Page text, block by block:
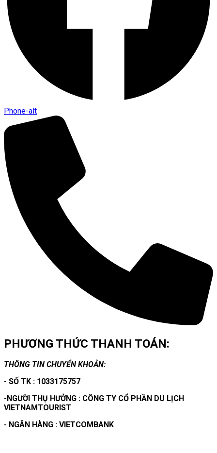
Phone-alt
PHƯƠNG THỨC THANH TOÁN:
THÔNG TIN CHUYỂN KHOẢN:
- SỐ TK : 1033175757
-NGƯỜI THỤ HƯỞNG : CÔNG TY CỔ PHẦN DU LỊCH
VIETNAMTOURIST
- NGÂN HÀNG : VIETCOMBANK